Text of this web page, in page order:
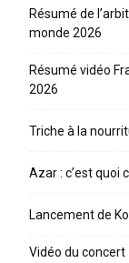
Résumé de
monde 2026
Résumé vidéo
2026
Triche à la
Azar : c’est quoi
Lancement de
Vidéo du